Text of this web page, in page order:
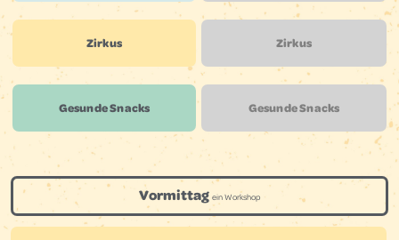
Zirkus
Gesunde Snacks
Zirkus
Gesunde Snacks
Vormittag ein Workshop